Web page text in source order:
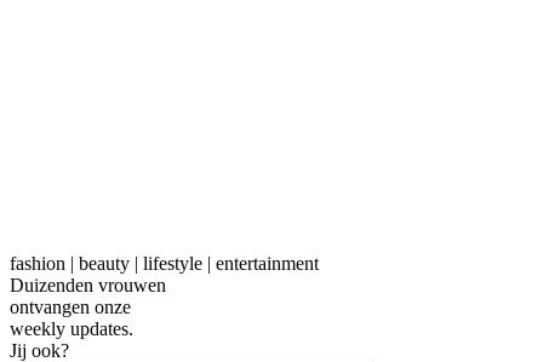
fashion | beauty | lifestyle | entertainment
Duizenden vrouwen
ontvangen onze
weekly updates.
Jij ook?